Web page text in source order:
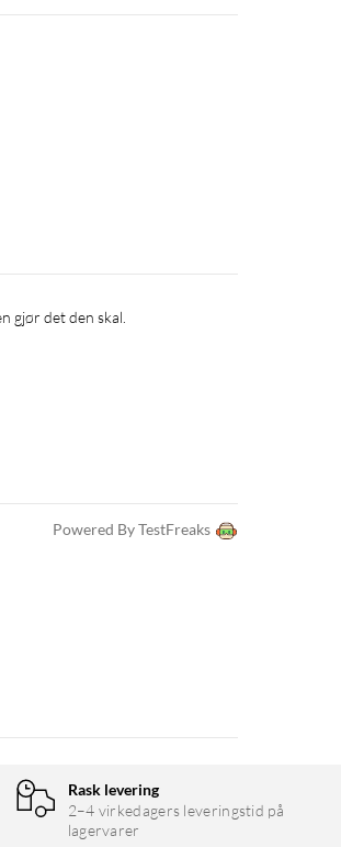
gjør det den skal.
Powered By TestFreaks
Rask levering
2–4 virkedagers leveringstid på
lagervarer